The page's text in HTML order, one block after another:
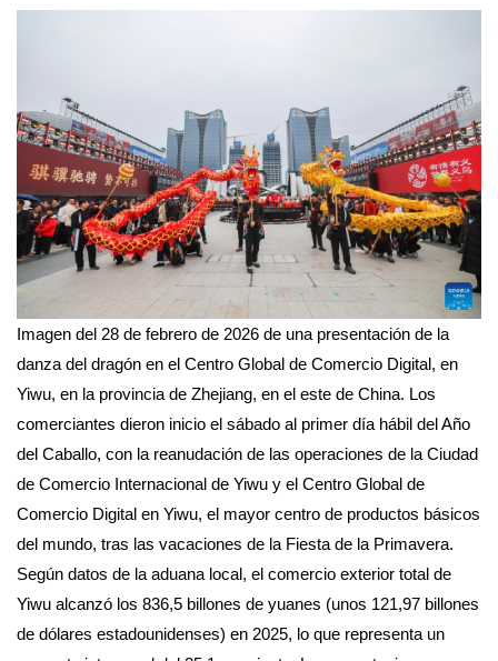
Imagen del 28 de febrero de 2026 de una presentación de la
danza del dragón en el Centro Global de Comercio Digital, en
Yiwu, en la provincia de Zhejiang, en el este de China. Los
comerciantes dieron inicio el sábado al primer día hábil del Año
del Caballo, con la reanudación de las operaciones de la Ciudad
de Comercio Internacional de Yiwu y el Centro Global de
Comercio Digital en Yiwu, el mayor centro de productos básicos
del mundo, tras las vacaciones de la Fiesta de la Primavera.
Según datos de la aduana local, el comercio exterior total de
Yiwu alcanzó los 836,5 billones de yuanes (unos 121,97 billones
de dólares estadounidenses) en 2025, lo que representa un